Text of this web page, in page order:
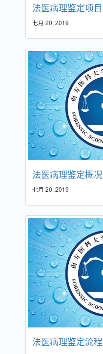
法医病理鉴定项目
七月 20, 2019
法医病理鉴定概况
七月 20, 2019
法医病理鉴定流程